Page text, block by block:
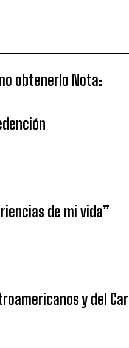
obtenerlo Nota:
de mi vida”
y del